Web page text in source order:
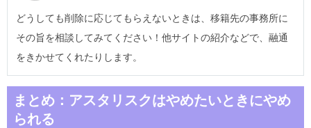
どうしても削除に応じてもらえないときは、移籍先の事務所に
その旨を相談してみてください！他サイトの紹介などで、融通
をきかせてくれたりします。
まとめ：アスタリスクはやめたいときにやめ
られる